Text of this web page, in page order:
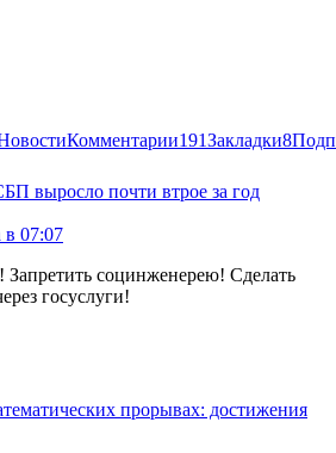
Комментарии191Закладки8
выросло почти втрое за год
в 07:07
Запретить социнженерею! Сделать
госуслуги!
прорывах: достижения